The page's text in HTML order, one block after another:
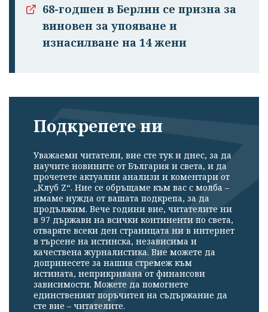
68-годшен в Берлин се призна за
виновен за упояване и
изнасилване на 14 жени
Подкрепете ни
Уважаеми читатели, вие сте тук и днес, за да
научите новините от България и света, и да
прочетете актуални анализи и коментари от
„Клуб Z“. Ние се обръщаме към вас с молба –
имаме нужда от вашата подкрепа, за да
продължим. Вече години вие, читателите ни
в 97 държави на всички континенти по света,
отваряте всеки ден страницата ни в интернет
в търсене на истинска, независима и
качествена журналистика. Вие можете да
допринесете за нашия стремеж към
истината, неприкривана от финансови
зависимости. Можете да помогнете
единственият поръчител на съдържание да
сте вие – читателите.